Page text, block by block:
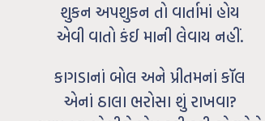
શુકન અપશુકન તો વાર્તામાં હોય
એવી વાતો કંઈ માની લેવાય નહીં.
કાગડાનાં બોલ અને પ્રીતમનાં કૉલ
એનાં ઠાલા ભરોસા શું રાખવા?